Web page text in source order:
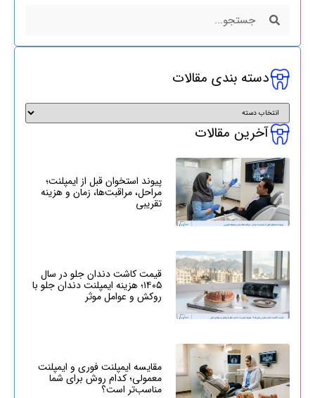
دسته بندی مقالات
آخرین مقالات
پیوند استخوان قبل از ایمپلنت؛
مراحل، مراقبت‌ها، زمان و هزینه
تقریبی
قیمت کاشت دندان جلو در سال
۱۴۰۵؛ هزینه ایمپلنت دندان جلو با
روکش و عوامل موثر
مقایسه ایمپلنت فوری و ایمپلنت
معمولی؛ کدام روش برای شما
مناسب‌تر است؟